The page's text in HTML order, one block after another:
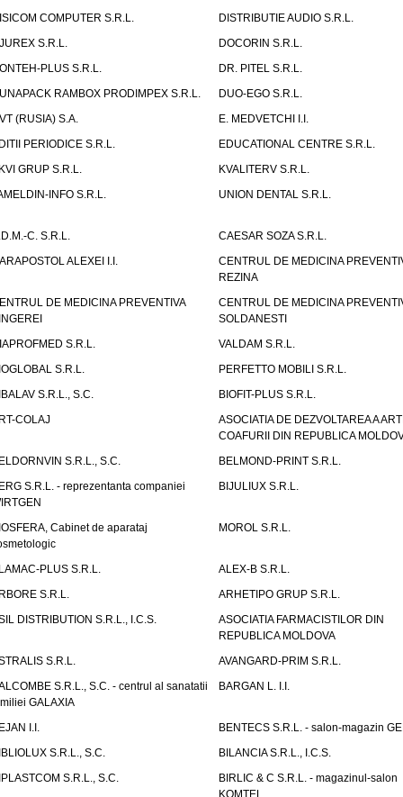
COMPUTER S.R.L.
DISTRIBUTIE AUDIO S.R.L.
S.R.L.
DOCORIN S.R.L.
PLUS S.R.L.
DR. PITEL S.R.L.
RAMBOX PRODIMPEX S.R.L.
DUO-EGO S.R.L.
(RUSIA) S.A.
E. MEDVETCHI I.I.
PERIODICE S.R.L.
EDUCATIONAL CENTRE S.R.L.
GRUP S.R.L.
KVALITERV S.R.L.
INFO S.R.L.
UNION DENTAL S.R.L.
C. S.R.L.
CAESAR SOZA S.R.L.
ALEXEI I.I.
CENTRUL DE MEDICINA
REZINA
DE MEDICINA PREVENTIVA
CENTRUL DE MEDICINA
SOLDANESTI
S.R.L.
VALDAM S.R.L.
S.R.L.
PERFETTO MOBILI S.R.L.
S.R.L., S.C.
BIOFIT-PLUS S.R.L.
COLAJ
ASOCIATIA DE DEZVOLTAREA A
COAFURII DIN REPUBLICA
S.R.L., S.C.
BELMOND-PRINT S.R.L.
S.R.L. - reprezentanta companiei
BIJULIUX S.R.L.
Cabinet de aparataj
MOROL S.R.L.
PLUS S.R.L.
ALEX-B S.R.L.
S.R.L.
ARHETIPO GRUP S.R.L.
DISTRIBUTION S.R.L., I.C.S.
ASOCIATIA FARMACISTILOR DIN
REPUBLICA MOLDOVA
S.R.L.
AVANGARD-PRIM S.R.L.
S.R.L., S.C. - centrul al sanatatii
GALAXIA
BARGAN L. I.I.
I.I.
BENTECS S.R.L. - salon-magazin
S.R.L., S.C.
BILANCIA S.R.L., I.C.S.
S.R.L., S.C.
BIRLIC & C S.R.L. - magazinul-salon
KOMTEL